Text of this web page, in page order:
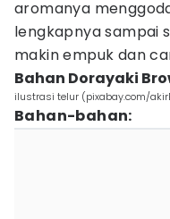
aromanya
lengkapnya sampai
makin empuk dan
Bahan Dorayaki
ilustrasi telur (pixabay.com/
Bahan-bahan: